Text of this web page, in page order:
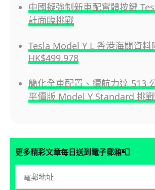
中國擬強制新車配實體按鍵
計面臨挑戰
Tesla Model Y L 香港海關資料
HK$499,978
簡化全車配置、續航力達 513
平價版 Model Y Standard 挑
更多精彩文章每日送到電子郵箱📮